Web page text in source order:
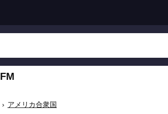
› アメリカ合衆国